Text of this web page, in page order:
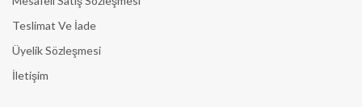
Teslimat Ve İade
Üyelik Sözleşmesi
İletişim